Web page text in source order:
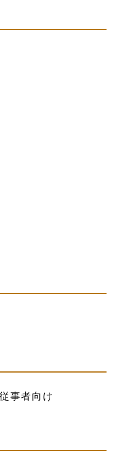
事者向け